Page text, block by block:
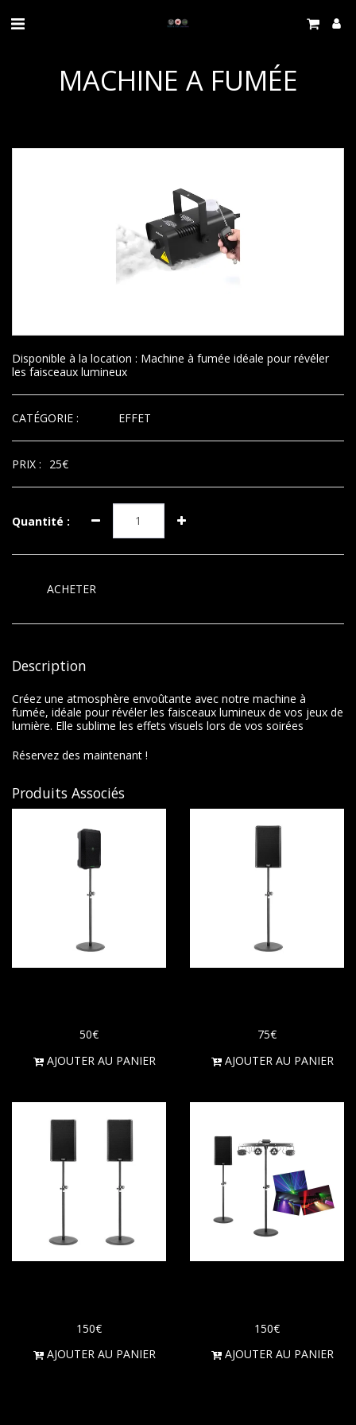
MACHINE A FUMÉE
Disponible à la location : Machine à fumée idéale pour révéler
les faisceaux lumineux
CATÉGORIE : EFFET
PRIX : 25€
Quantité :
ACHETER
Description
Créez une atmosphère envoûtante avec notre machine à
fumée, idéale pour révéler les faisceaux lumineux de vos jeux de
lumière. Elle sublime les effets visuels lors de vos soirées
Réservez des maintenant !
Produits Associés
50€
AJOUTER AU PANIER
75€
AJOUTER AU PANIER
150€
AJOUTER AU PANIER
150€
AJOUTER AU PANIER